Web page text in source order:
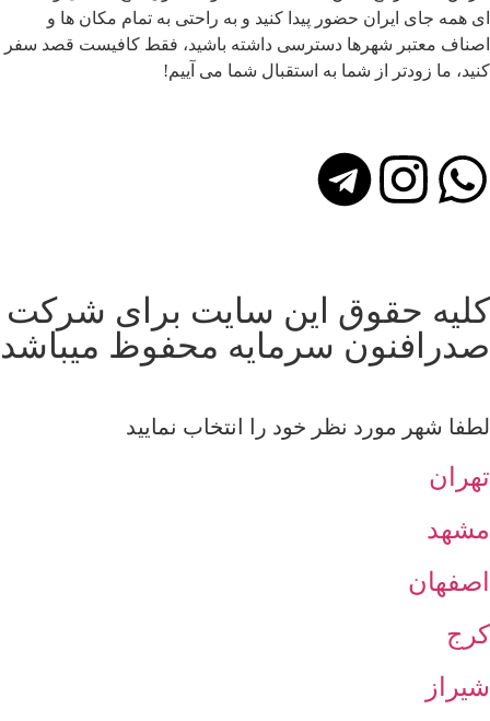
ای همه جای ایران حضور پیدا کنید و به راحتی به تمام مکان ها و
اصناف معتبر شهرها دسترسی داشته باشید، فقط کافیست قصد سفر
کنید، ما زودتر از شما به استقبال شما می آییم!
کلیه حقوق این سایت برای شرکت
صدرافنون سرمایه محفوظ میباشد
لطفا شهر مورد نظر خود را انتخاب نمایید
تهران
مشهد
اصفهان
کرج
شیراز